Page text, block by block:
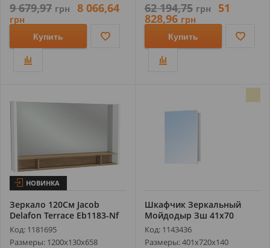
9 679,97 грн 8 066,64
грн
Купить
62 194,75 грн 51
828,96 грн
Купить
НОВИНКА
Зеркало 120См Jacob
Delafon Terrace Eb1183-Nf
Код: 1181695
Размеры: 1200х130х658
Шкафчик Зеркальный
Мойдодыр Зш 41х70
Код: 1143436
Размеры: 401х720х140